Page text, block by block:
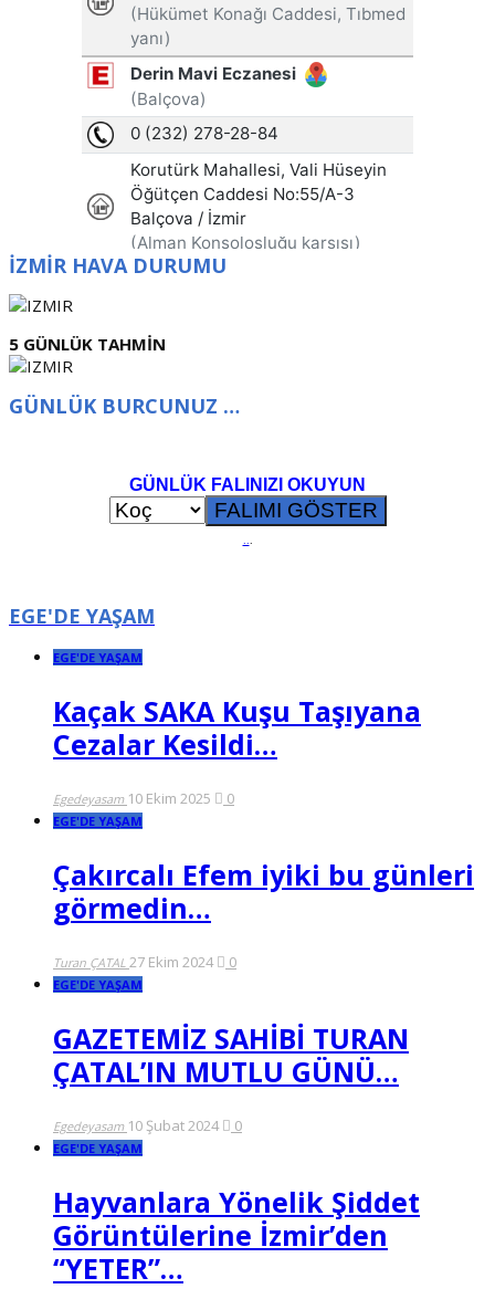
İZMİR HAVA DURUMU
5 GÜNLÜK TAHMİN
GÜNLÜK BURCUNUZ …
GÜNLÜK FALINIZI OKUYUN
...
EGE'DE YAŞAM
EGE'DE YAŞAM
Kaçak SAKA Kuşu Taşıyana
Cezalar Kesildi…
Egedeyasam 10 Ekim 2025 0
EGE'DE YAŞAM
Çakırcalı Efem iyiki bu günleri
görmedin…
Turan ÇATAL 27 Ekim 2024 0
EGE'DE YAŞAM
GAZETEMİZ SAHİBİ TURAN
ÇATAL’IN MUTLU GÜNÜ…
Egedeyasam 10 Şubat 2024 0
EGE'DE YAŞAM
Hayvanlara Yönelik Şiddet
Görüntülerine İzmir’den
“YETER”…